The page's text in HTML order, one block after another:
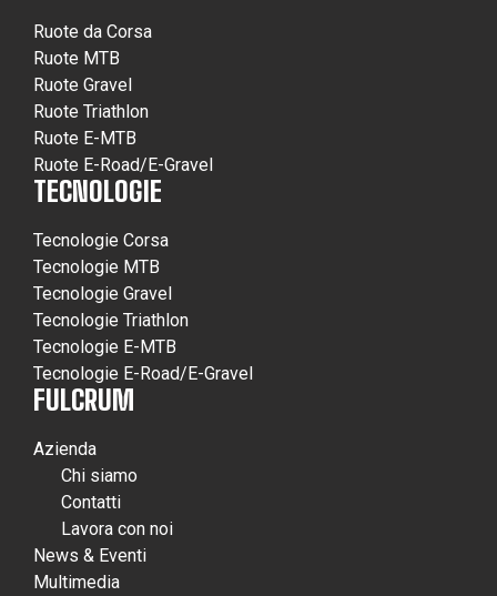
Ruote da Corsa
Ruote MTB
Ruote Gravel
Ruote Triathlon
Ruote E-MTB
Ruote E-Road/E-Gravel
TECNOLOGIE
Tecnologie Corsa
Tecnologie MTB
Tecnologie Gravel
Tecnologie Triathlon
Tecnologie E-MTB
Tecnologie E-Road/E-Gravel
FULCRUM
Azienda
Chi siamo
Contatti
Lavora con noi
News & Eventi
Multimedia